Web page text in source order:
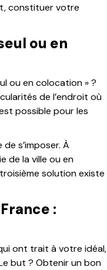
constituer votre
ou en
ou en colocation » ?
de l’endroit où
possible pour les
s’imposer. À
de la ville ou en
solution existe
:
ont trait à votre idéal,
but ? Obtenir un bon